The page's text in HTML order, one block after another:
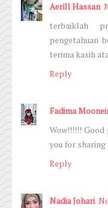
Aerill Hassan
terbaiklah
pengetahuan
terima kasih
Reply
Fadima
Wow!!!!!!
you for sharing
Reply
Nadia Johari